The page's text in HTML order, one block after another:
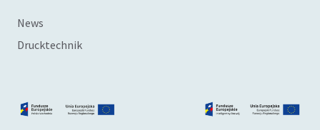
News
Drucktechnik